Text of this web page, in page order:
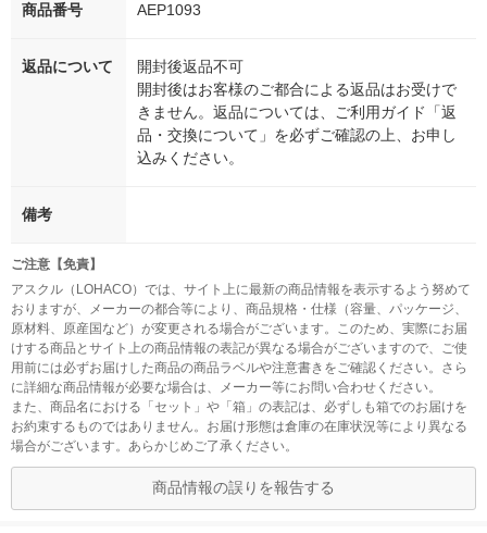
商品番号 AEP1093
返品について
開封後返品不可
開封後はお客様のご都合による返品はお受けで
きません。返品については、ご利用ガイド「返
品・交換について」を必ずご確認の上、お申し
込みください。
備考
ご注意【免責】
アスクル（LOHACO）では、サイト上に最新の商品情報を表示するよう努めて
おりますが、メーカーの都合等により、商品規格・仕様（容量、パッケージ、
原材料、原産国など）が変更される場合がございます。このため、実際にお届
けする商品とサイト上の商品情報の表記が異なる場合がございますので、ご使
用前には必ずお届けした商品の商品ラベルや注意書きをご確認ください。さら
に詳細な商品情報が必要な場合は、メーカー等にお問い合わせください。
また、商品名における「セット」や「箱」の表記は、必ずしも箱でのお届けを
お約束するものではありません。お届け形態は倉庫の在庫状況等により異なる
場合がございます。あらかじめご了承ください。
商品情報の誤りを報告する